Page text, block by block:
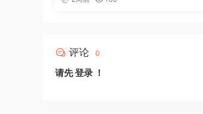
评论 0
请先登录 ！